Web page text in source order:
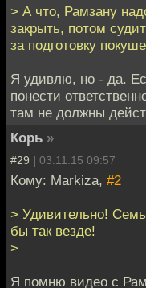
> А что, Рамзану
закрыть, потом
за подготовку
Я удивлю, но - да.
понести
там не должны
Корь »
#29 | 03.11.15 09:57
Кому: Markiza, #2
> Удивительно!
бы так везде!
>
Я помню видео с